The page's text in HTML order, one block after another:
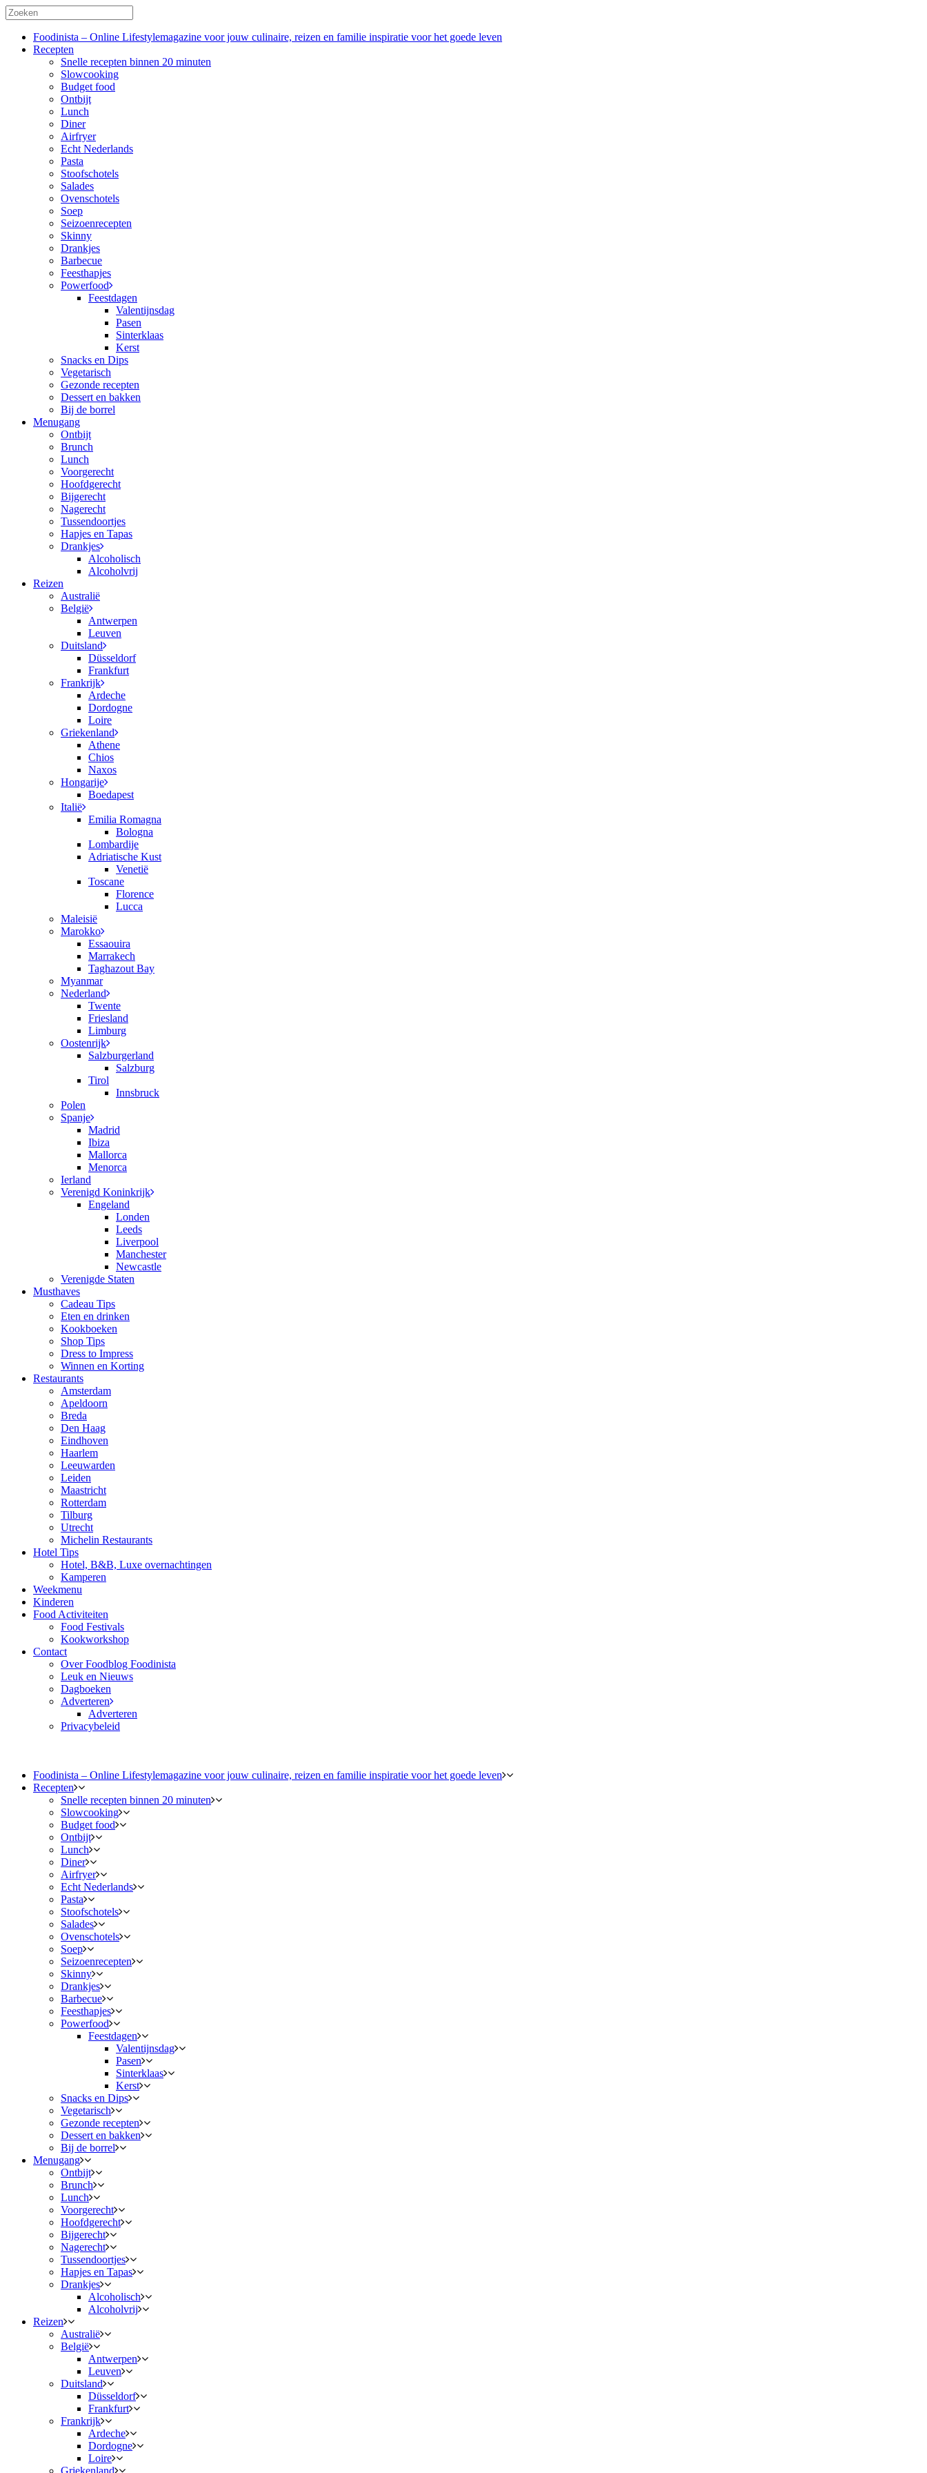
Foodinista – Online Lifestylemagazine voor jouw culinaire, reizen en familie inspiratie voor het goede leven
Recepten
Snelle recepten binnen 20 minuten
Slowcooking
Budget food
Ontbijt
Lunch
Diner
Airfryer
Echt Nederlands
Pasta
Stoofschotels
Salades
Ovenschotels
Soep
Seizoenrecepten
Skinny
Drankjes
Barbecue
Feesthapjes
Powerfood
Feestdagen
Valentijnsdag
Pasen
Sinterklaas
Kerst
Snacks en Dips
Vegetarisch
Gezonde recepten
Dessert en bakken
Bij de borrel
Menugang
Ontbijt
Brunch
Lunch
Voorgerecht
Hoofdgerecht
Bijgerecht
Nagerecht
Tussendoortjes
Hapjes en Tapas
Drankjes
Alcoholisch
Alcoholvrij
Reizen
Australië
België
Antwerpen
Leuven
Duitsland
Düsseldorf
Frankfurt
Frankrijk
Ardeche
Dordogne
Loire
Griekenland
Athene
Chios
Naxos
Hongarije
Boedapest
Italië
Emilia Romagna
Bologna
Lombardije
Adriatische Kust
Venetië
Toscane
Florence
Lucca
Maleisië
Marokko
Essaouira
Marrakech
Taghazout Bay
Myanmar
Nederland
Twente
Friesland
Limburg
Oostenrijk
Salzburgerland
Salzburg
Tirol
Innsbruck
Polen
Spanje
Madrid
Ibiza
Mallorca
Menorca
Ierland
Verenigd Koninkrijk
Engeland
Londen
Leeds
Liverpool
Manchester
Newcastle
Verenigde Staten
Musthaves
Cadeau Tips
Eten en drinken
Kookboeken
Shop Tips
Dress to Impress
Winnen en Korting
Restaurants
Amsterdam
Apeldoorn
Breda
Den Haag
Eindhoven
Haarlem
Leeuwarden
Leiden
Maastricht
Rotterdam
Tilburg
Utrecht
Michelin Restaurants
Hotel Tips
Hotel, B&B, Luxe overnachtingen
Kamperen
Weekmenu
Kinderen
Food Activiteiten
Food Festivals
Kookworkshop
Contact
Over Foodblog Foodinista
Leuk en Nieuws
Dagboeken
Adverteren
Adverteren
Privacybeleid
Foodinista – Online Lifestylemagazine voor jouw culinaire, reizen en familie inspiratie voor het goede leven
Recepten
Snelle recepten binnen 20 minuten
Slowcooking
Budget food
Ontbijt
Lunch
Diner
Airfryer
Echt Nederlands
Pasta
Stoofschotels
Salades
Ovenschotels
Soep
Seizoenrecepten
Skinny
Drankjes
Barbecue
Feesthapjes
Powerfood
Feestdagen
Valentijnsdag
Pasen
Sinterklaas
Kerst
Snacks en Dips
Vegetarisch
Gezonde recepten
Dessert en bakken
Bij de borrel
Menugang
Ontbijt
Brunch
Lunch
Voorgerecht
Hoofdgerecht
Bijgerecht
Nagerecht
Tussendoortjes
Hapjes en Tapas
Drankjes
Alcoholisch
Alcoholvrij
Reizen
Australië
België
Antwerpen
Leuven
Duitsland
Düsseldorf
Frankfurt
Frankrijk
Ardeche
Dordogne
Loire